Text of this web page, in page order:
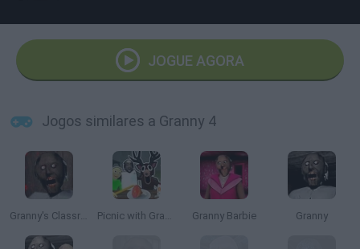
JOGUE AGORA
Jogos similares a Granny 4
Granny's Classroom Nightmare Picnic with Granny Granny Barbie Granny